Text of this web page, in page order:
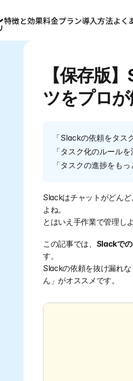
特徴と効果料金プラン導入方法よく
【保存版
ツをプロ
「Slackの依頼をタス
「タスク化のルール
「タスクの進捗をも
Slackはチャットがどん
よね。
とはいえ手作業で管理し
この記事では、 Slackで
す。
Slackの依頼を抜け漏れ
ん」がオススメです。